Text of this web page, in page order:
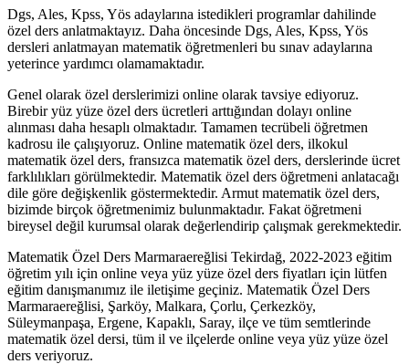
Dgs, Ales, Kpss, Yös adaylarına istedikleri programlar dahilinde
özel ders anlatmaktayız. Daha öncesinde Dgs, Ales, Kpss, Yös
dersleri anlatmayan matematik öğretmenleri bu sınav adaylarına
yeterince yardımcı olamamaktadır.
Genel olarak özel derslerimizi online olarak tavsiye ediyoruz.
Birebir yüz yüze özel ders ücretleri arttığından dolayı online
alınması daha hesaplı olmaktadır. Tamamen tecrübeli öğretmen
kadrosu ile çalışıyoruz. Online matematik özel ders, ilkokul
matematik özel ders, fransızca matematik özel ders, derslerinde ücret
farklılıkları görülmektedir. Matematik özel ders öğretmeni anlatacağı
dile göre değişkenlik göstermektedir. Armut matematik özel ders,
bizimde birçok öğretmenimiz bulunmaktadır. Fakat öğretmeni
bireysel değil kurumsal olarak değerlendirip çalışmak gerekmektedir.
Matematik Özel Ders Marmaraereğlisi Tekirdağ, 2022-2023 eğitim
öğretim yılı için online veya yüz yüze özel ders fiyatları için lütfen
eğitim danışmanımız ile iletişime geçiniz. Matematik Özel Ders
Marmaraereğlisi, Şarköy, Malkara, Çorlu, Çerkezköy,
Süleymanpaşa, Ergene, Kapaklı, Saray, ilçe ve tüm semtlerinde
matematik özel dersi, tüm il ve ilçelerde online veya yüz yüze özel
ders veriyoruz.